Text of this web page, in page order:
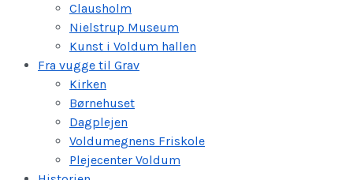
Clausholm
Nielstrup Museum
Kunst i Voldum hallen
Fra vugge til Grav
Kirken
Børnehuset
Dagplejen
Voldumegnens Friskole
Plejecenter Voldum